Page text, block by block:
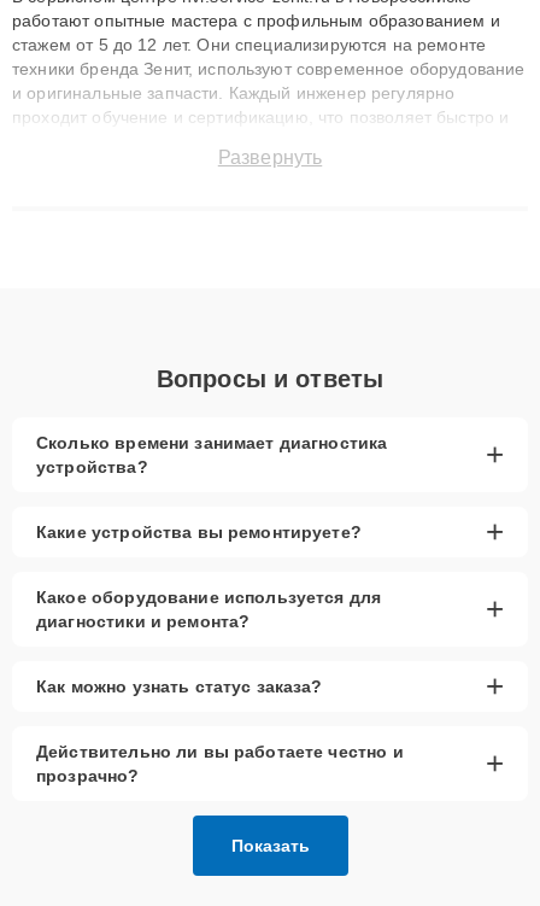
работают опытные мастера с профильным образованием и
стажем от 5 до 12 лет. Они специализируются на ремонте
техники бренда Зенит, используют современное оборудование
и оригинальные запчасти. Каждый инженер регулярно
проходит обучение и сертификацию, что позволяет быстро и
сохранением гарантии до 3 лет. Наши мастера решают
Развернуть
Вопросы и ответы
Сколько времени занимает диагностика
устройства?
+
Какие устройства вы ремонтируете? +
Какое оборудование используется для
диагностики и ремонта?
+
Как можно узнать статус заказа? +
Действительно ли вы работаете честно и
прозрачно?
+
Показать